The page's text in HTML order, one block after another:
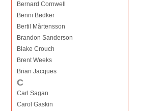
Bernard Cornwell
Benni Bødker
Bertil Mårtensson
Brandon Sanderson
Blake Crouch
Brent Weeks
Brian Jacques
C
Carl Sagan
Carol Gaskin